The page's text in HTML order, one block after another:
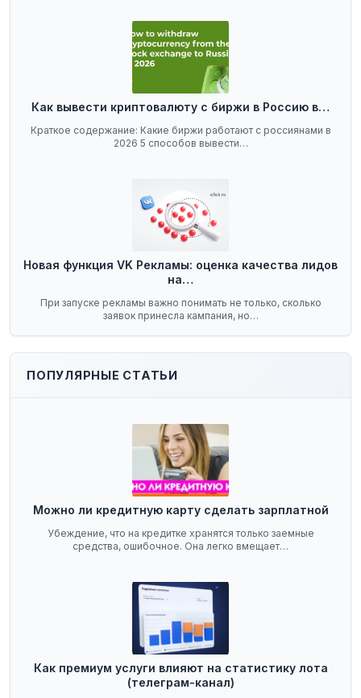
Как вывести криптовалюту с биржи в Россию в…
Краткое содержание: Какие биржи работают с россиянами в
2026 5 способов вывести…
Новая функция VK Рекламы: оценка качества лидов
на…
При запуске рекламы важно понимать не только, сколько
заявок принесла кампания, но…
ПОПУЛЯРНЫЕ СТАТЬИ
Можно ли кредитную карту сделать зарплатной
Убеждение, что на кредитке хранятся только заемные
средства, ошибочное. Она легко вмещает…
Как премиум услуги влияют на статистику лота
(телеграм-канал)